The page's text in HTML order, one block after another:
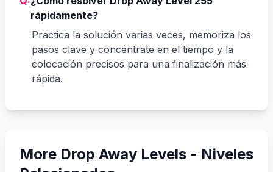
rápidamente?
Practica la solución varias veces, memoriza los
pasos clave y concéntrate en el tiempo y la
colocación precisos para una finalización más
rápida.
More Drop Away Levels - Niveles